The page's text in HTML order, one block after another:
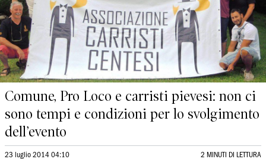
Comune, Pro Loco e carristi pievesi: non ci
sono tempi e condizioni per lo svolgimento
dell’evento
23 luglio 2014 04:10 2 MINUTI DI LETTURA